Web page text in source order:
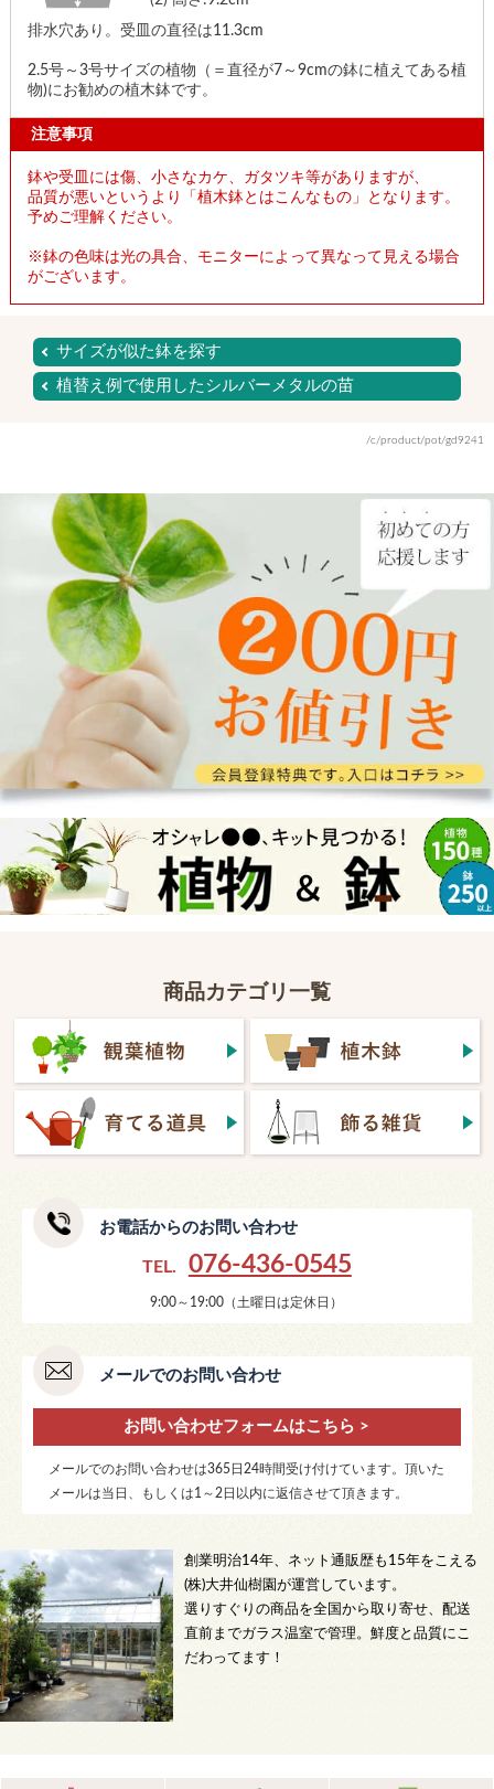
排水穴あり。受皿の直径は11.3cm
2.5号～3号サイズの植物（＝直径が7～9cmの鉢に植えてある植
物)にお勧めの植木鉢です。
注意事項
鉢や受皿には傷、小さなカケ、ガタツキ等がありますが、
品質が悪いというより「植木鉢とはこんなもの」となります。
予めご理解ください。
※鉢の色味は光の具合、モニターによって異なって見える場合
がございます。
サイズが似た鉢を探す
植替え例で使用したシルバーメタルの苗
/c/product/pot/gd9241
商品カテゴリ一覧
お電話からのお問い合わせ
TEL. 076-436-0545
9:00～19:00（土曜日は定休日）
メールでのお問い合わせ
お問い合わせフォームはこちら >
メールでのお問い合わせは365日24時間受け付けています。頂いた
メールは当日、もしくは1～2日以内に返信させて頂きます。
創業明治14年、ネット通販歴も15年をこえる
(株)大井仙樹園が運営しています。
選りすぐりの商品を全国から取り寄せ、配送
直前までガラス温室で管理。鮮度と品質にこ
だわってます！